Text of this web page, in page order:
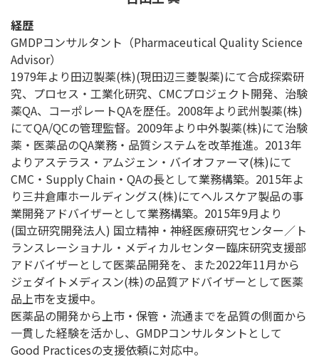
経歴
GMDPコンサルタント（Pharmaceutical Quality Science
Advisor）
1979年より田辺製薬(株)(現田辺三菱製薬)にて合成探索研
究、プロセス・工業化研究、CMCプロジェクト開発、治験
薬QA、コーポレートQAを歴任。2008年より武州製薬(株)
にてQA/QCの管理監督。2009年より中外製薬(株)にて治験
薬・医薬品のQA業務・品質システムを改革推進。2013年
よりアステラス・アムジェン・バイオファーマ(株)にて
CMC・Supply Chain・QAの長として業務構築。2015年よ
り三井倉庫ホールディングス(株)にてヘルスケア製品の事
業開発アドバイザーとして業務構築。2015年9月より
(国立研究開発法人) 国立精神・神経医療研究センター／ト
ランスレーショナル・メディカルセンター臨床研究支援部
アドバイザーとして医薬品開発を、また2022年11月から
ジェダイトメディスン(株)の品質アドバイザーとして医薬
品上市を支援中。
医薬品の開発から上市・保管・流通までを品質の側面から
一貫した経験を活かし、GMDPコンサルタントとして
Good Practicesの支援依頼に対応中。